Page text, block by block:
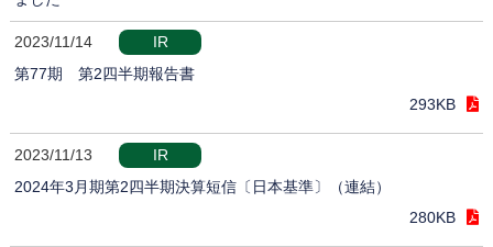
2023/11/14
IR
第77期 第2四半期報告書
293KB
2023/11/13
IR
2024年3月期第2四半期決算短信〔日本基準〕（連結）
280KB